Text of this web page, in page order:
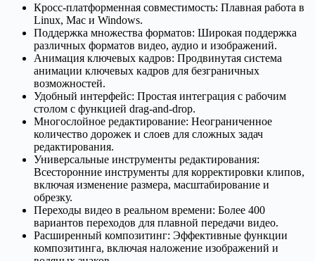
Кросс-платформенная совместимость: Плавная работа в
Linux, Mac и Windows.
Поддержка множества форматов: Широкая поддержка
различных форматов видео, аудио и изображений.
Анимация ключевых кадров: Продвинутая система
анимации ключевых кадров для безграничных
возможностей.
Удобный интерфейс: Простая интеграция с рабочим
столом с функцией drag-and-drop.
Многослойное редактирование: Неограниченное
количество дорожек и слоев для сложных задач
редактирования.
Универсальные инструменты редактирования:
Всесторонние инструменты для корректировки клипов,
включая изменение размера, масштабирование и
обрезку.
Переходы видео в реальном времени: Более 400
вариантов переходов для плавной передачи видео.
Расширенный композитинг: Эффективные функции
композитинга, включая наложение изображений и